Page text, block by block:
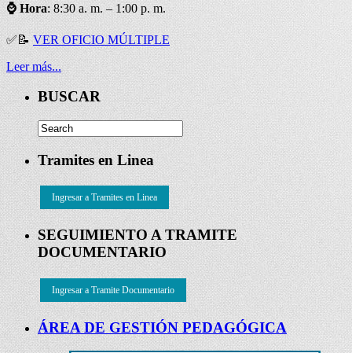
⌚Hora: 8:30 a. m. – 1:00 p. m.
✅ 📝VER OFICIO MÚLTIPLE
Leer más...
BUSCAR
Tramites en Linea
Ingresar a Tramites en Linea
SEGUIMIENTO A TRAMITE
DOCUMENTARIO
Ingresar a Tramite Documentario
ÁREA DE GESTIÓN PEDAGÓGICA